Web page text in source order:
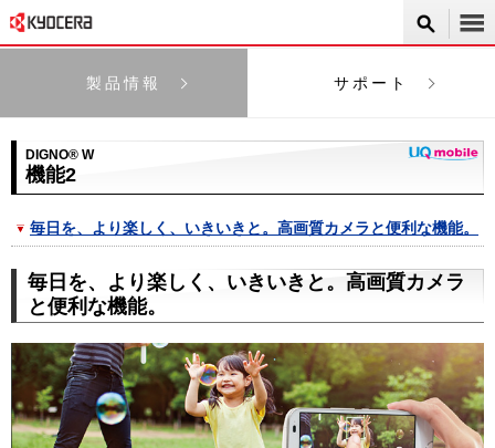
製品情報 サポート
DIGNO® W
機能2
毎日を、より楽しく、いきいきと。高画質カメラと便利な機能。
毎日を、より楽しく、いきいきと。高画質カメラ
と便利な機能。